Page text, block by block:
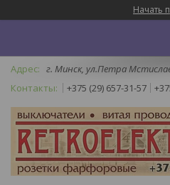
Начать
г. Минск, ул.Петра
+375 (29) 657-31-57